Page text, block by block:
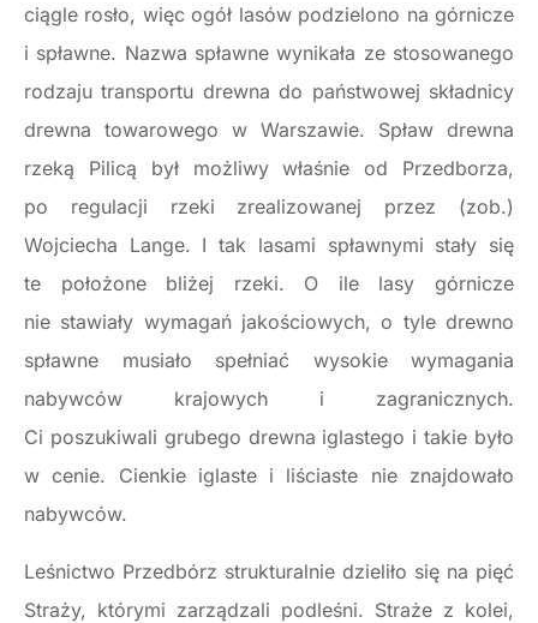
ciągle rosło, więc ogół lasów podzielono na górnicze
i spławne. Nazwa spławne wynikała ze stosowanego
rodzaju transportu drewna do państwowej składnicy
drewna towarowego w Warszawie. Spław drewna
rzeką Pilicą był możliwy właśnie od Przedborza,
po regulacji rzeki zrealizowanej przez (zob.)
Wojciecha Lange. I tak lasami spławnymi stały się
te położone bliżej rzeki. O ile lasy górnicze
nie stawiały wymagań jakościowych, o tyle drewno
spławne musiało spełniać wysokie wymagania
nabywców krajowych i zagranicznych.
Ci poszukiwali grubego drewna iglastego i takie było
w cenie. Cienkie iglaste i liściaste nie znajdowało
nabywców.
Leśnictwo Przedbórz strukturalnie dzieliło się na pięć
Straży, którymi zarządzali podleśni. Straże z kolei,